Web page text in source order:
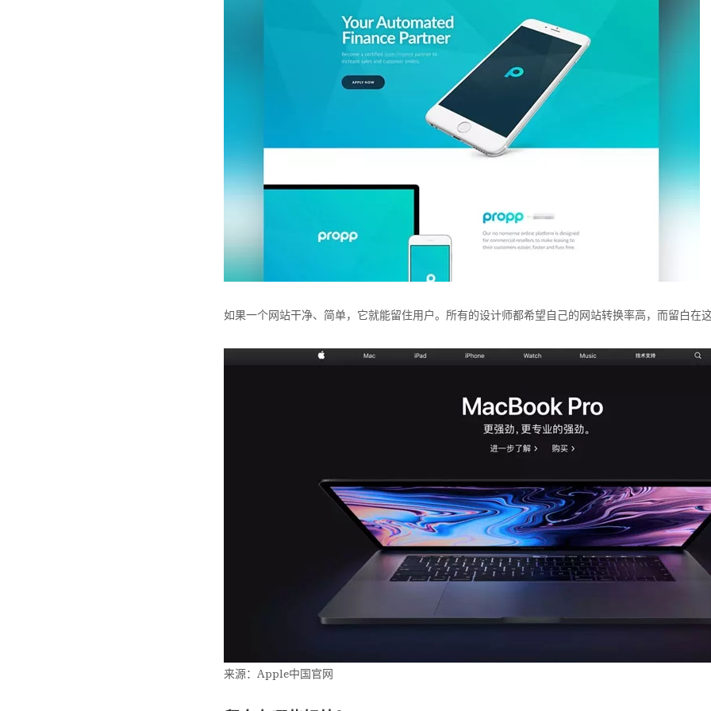
如果一个网站干净、简单，它就能留住用户。所有的设计师都希望自己的网站转换率高，而留白在
来源：Apple中国官网